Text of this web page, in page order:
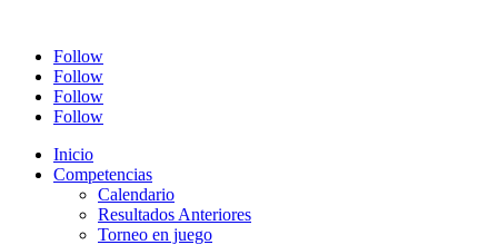
Follow
Follow
Follow
Follow
Inicio
Competencias
Calendario
Resultados Anteriores
Torneo en juego